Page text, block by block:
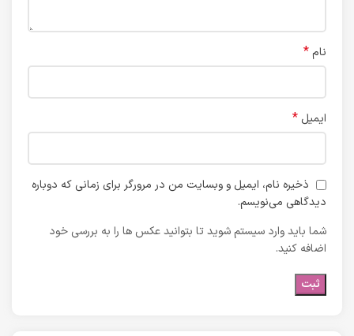
نام *
ایمیل *
ذخیره نام، ایمیل و وبسایت من در مرورگر برای زمانی که دوباره
دیدگاهی می‌نویسم.
شما باید وارد سیستم شوید تا بتوانید عکس ها را به بررسی خود
اضافه کنید.